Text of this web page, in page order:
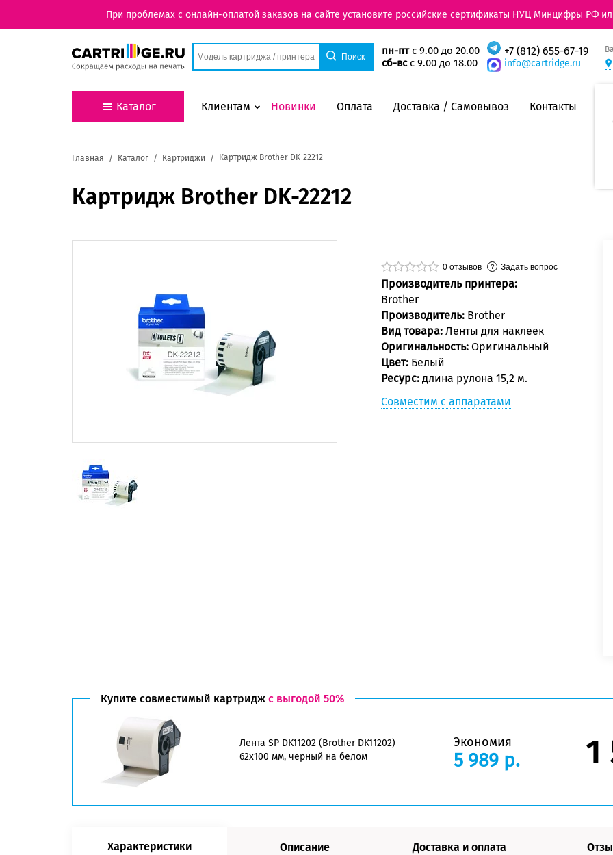
При проблемах с онлайн-оплатой заказов на сайте установите российские сертификаты НУЦ Минцифры РФ
пн-птс 9.00 до 20.00
сб-всс 9.00 до 18.00
+7 (812) 655-67-19
info@cartridge.ru
Каталог Клиентам Новинки Оплата Доставка / Самовывоз Контакты
Главная Каталог Картриджи Картридж Brother DK-22212
Картридж Brother DK-22212
0 отзывов Задать вопрос
Производитель принтера:
Brother
Производитель: Brother
Вид товара: Ленты для наклеек
Оригинальность: Оригинальный
Цвет: Белый
Ресурс: длина рулона 15,2 м.
Совместим с аппаратами
Купите совместимый картридж с выгодой 50%
Лента SP DK11202 (Brother DK11202)
62х100 мм, черный на белом
Экономия
5 989 р. 1
Характеристики Описание Доставка и оплата